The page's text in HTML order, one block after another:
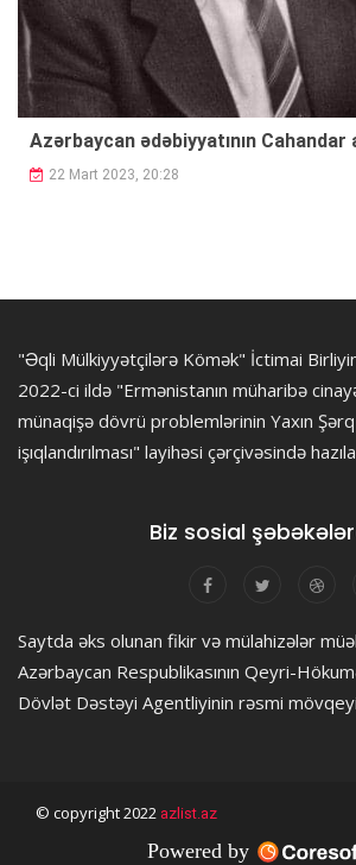
Azərbaycan ədəbiyyatının Cahandar
22 Mart 2023, 20:28
"Əqli Mülkiyyətçilərə Kömək" İctimai
2022-ci ildə "Ermənistanın müharibə
münaqişə dövrü problemlərinin Yaxın
işıqlandırılması" layihəsi çərçivəsində
Biz sosial
Saytda əks olunan fikir və mülahizələr
Azərbaycan Respublikasının Qeyri-
Dövlət Dəstəyi Agentliyinin rəsmi
© copyright 2022 azlist.az